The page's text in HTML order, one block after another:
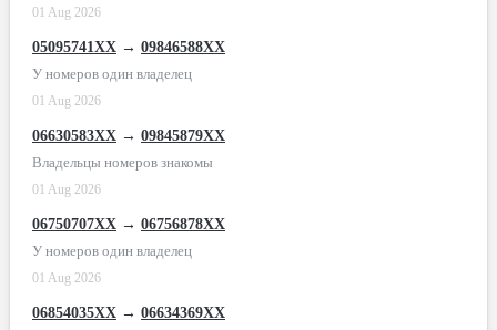
01 Aug 2026
05095741XX → 09846588XX
У номеров один владелец
01 Aug 2026
06630583XX → 09845879XX
Владельцы номеров знакомы
01 Aug 2026
06750707XX → 06756878XX
У номеров один владелец
01 Aug 2026
06854035XX → 06634369XX